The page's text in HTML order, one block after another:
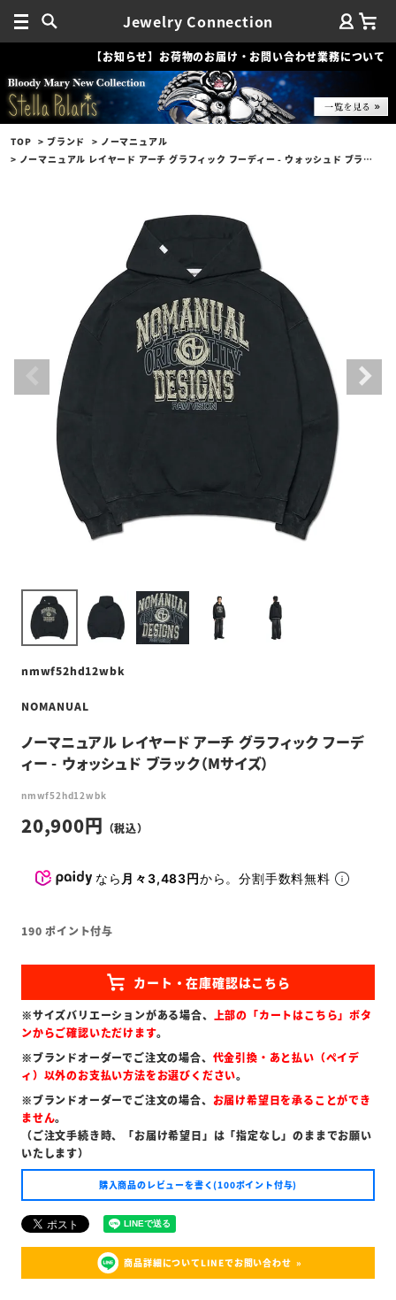
Jewelry Connection
【お知らせ】お荷物のお届け・お問い合わせ業務について
TOP ブランド
ノーマニュアル
ノーマニュアル レイヤード アーチ グラフィック フーディー - ウォッシュド ブラック（Mサイズ）
nmwf52hd12wbk
NOMANUAL
ノーマニュアル レイヤード アーチ グラフィック フーデ
ィー - ウォッシュド ブラック（Mサイズ）
nmwf52hd12wbk
20,900
なら 月々3,483円から。分割手数料無料
190 ポイント付与
※サイズバリエーションがある場合、 上部の「カートはこちら」ボタ
ンからご確認いただけます。
※ブランドオーダーでご注文の場合、 代金引換・あと払い（ペイデ
ィ）以外のお支払い方法をお選びください。
※ブランドオーダーでご注文の場合、 お届け希望日を承ることができ
ません。
（ご注文手続き時、「お届け希望日」は「指定なし」のままでお願い
いたします）
購入商品のレビューを書く(100ポイント付与)
商品詳細についてLINEでお問い合わせ